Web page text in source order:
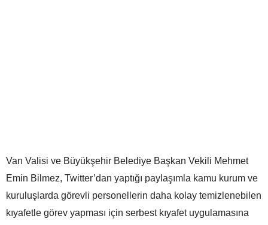
Van Valisi ve Büyükşehir Belediye Başkan Vekili Mehmet
Emin Bilmez, Twitter’dan yaptığı paylaşımla kamu kurum ve
kuruluşlarda görevli personellerin daha kolay temizlenebilen
kıyafetle görev yapması için serbest kıyafet uygulamasına